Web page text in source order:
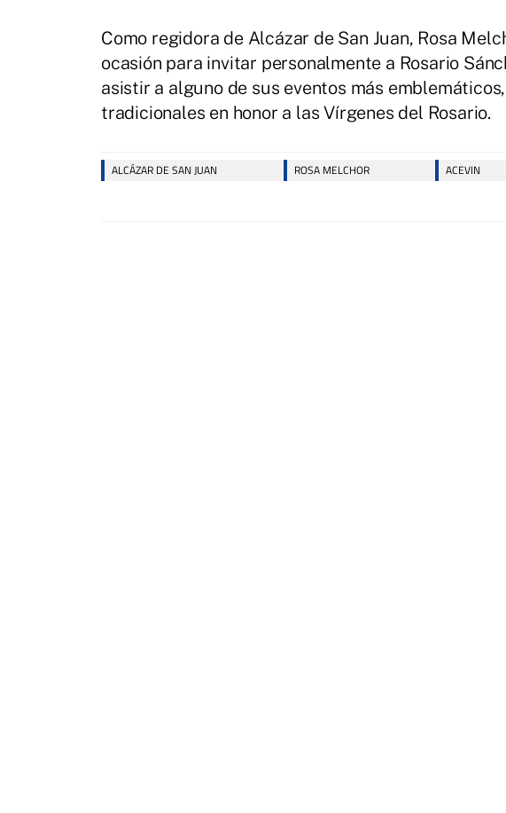
Como regidora de Alcázar de San Juan, Rosa
ocasión para invitar personalmente a Rosario
asistir a alguno de sus eventos más
tradicionales en honor a las Vírgenes del Rosario.
ALCÁZAR DE SAN JUAN ROSA MELCHOR ACEVIN